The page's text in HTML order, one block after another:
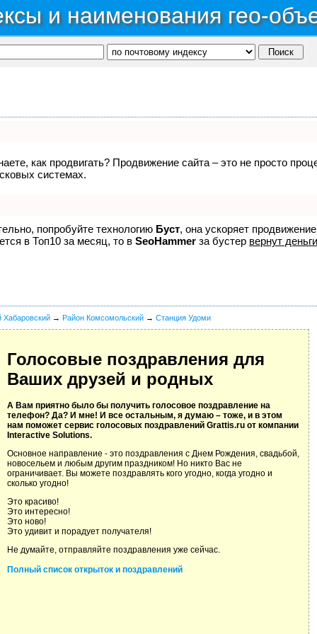
и наименования гео-
как продвигать? Продвижение сайта – это не просто
системах.
попробуйте технологию Буст, она ускоряет
в Топ10 за месяц, то в SeoHammer за бустер вернут
Хабаровский → Район Комсомольский → Станция Удоми
Голосовые поздравления для
Ваших друзей и родных
А Вам приятно было бы получить голосовое поздравление на
телефон? Да? И мне! И все остальным, я думаю – тоже, и в этом
нам поможет сервис голосовых поздравлений Grattis.ru от компании
Interactive Solutions.
Основное направление - это поздравления с Днем Рождения, свадьбой,
новосельем и любым другим праздником! Но никто Вас не
ограничивает. Вы можете поздравлять кого угодно, когда угодно и
сколько угодно!
Это красиво!
Это интересно!
Это ново!
Это удивит и порадует получателя!
Не думайте, отправляйте поздравления уже сейчас.
Полный список открыток и поздравлений